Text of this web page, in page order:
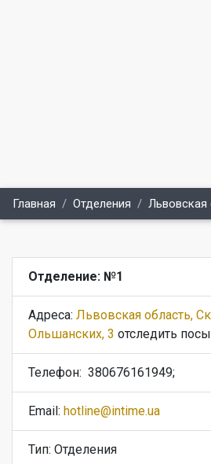
Главная Отделения Львовская
Отделение: №1
Адреса: Львовская область,
Ольшанских, 3 отследить
Телефон: 380676161949;
Email: hotline@intime.ua
Тип: Отделения